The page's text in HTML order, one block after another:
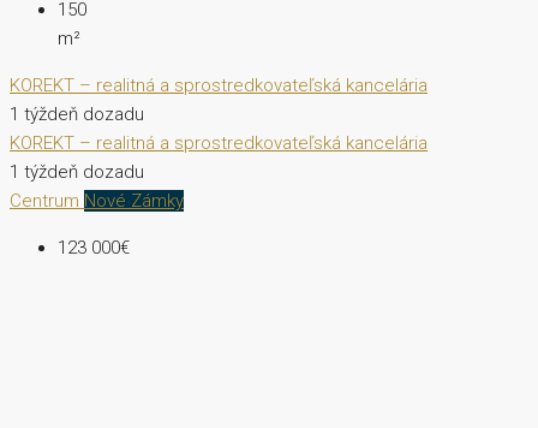
150
m²
KOREKT – realitná a sprostredkovateľská kancelária
1 týždeň dozadu
KOREKT – realitná a sprostredkovateľská kancelária
1 týždeň dozadu
Centrum Nové Zámky
123 000€